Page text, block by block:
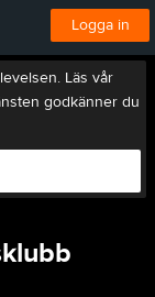
Logga in
Läs vår
godkänner du